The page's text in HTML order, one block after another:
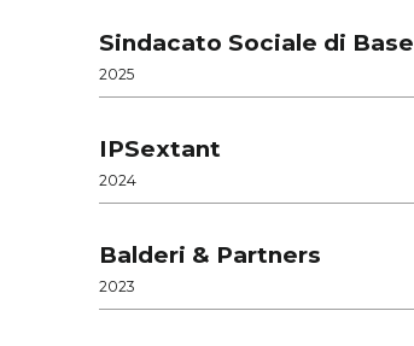
Sindacato Sociale di Base
2025
IPSextant
2024
Balderi & Partners
2023